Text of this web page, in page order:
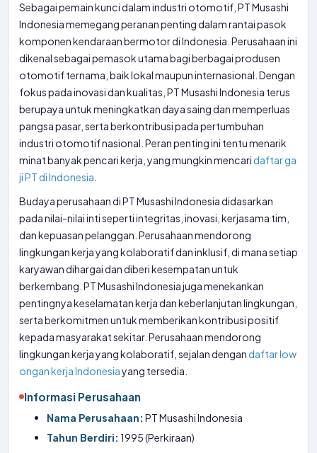
Sebagai pemain kunci dalam industri otomotif, PT Musashi
Indonesia memegang peranan penting dalam rantai pasok
komponen kendaraan bermotor di Indonesia. Perusahaan ini
dikenal sebagai pemasok utama bagi berbagai produsen
otomotif ternama, baik lokal maupun internasional. Dengan
fokus pada inovasi dan kualitas, PT Musashi Indonesia terus
berupaya untuk meningkatkan daya saing dan memperluas
pangsa pasar, serta berkontribusi pada pertumbuhan
industri otomotif nasional. Peran penting ini tentu menarik
minat banyak pencari kerja, yang mungkin mencari daftar ga
ji PT di Indonesia
Budaya perusahaan di PT Musashi Indonesia didasarkan
pada nilai-nilai inti seperti integritas, inovasi, kerjasama tim,
dan kepuasan pelanggan. Perusahaan mendorong
lingkungan kerja yang kolaboratif dan inklusif, di mana setiap
karyawan dihargai dan diberi kesempatan untuk
berkembang. PT Musashi Indonesia juga menekankan
pentingnya keselamatan kerja dan keberlanjutan lingkungan,
serta berkomitmen untuk memberikan kontribusi positif
kepada masyarakat sekitar. Perusahaan mendorong
lingkungan kerja yang kolaboratif, sejalan dengan daftar low
ongan kerja Indonesiayang tersedia.
Informasi Perusahaan
Nama Perusahaan: PT Musashi Indonesia
Tahun Berdiri: 1995 (Perkiraan)